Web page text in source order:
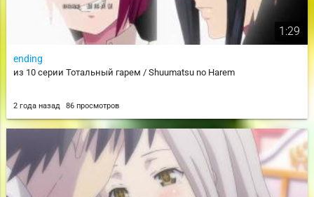
1:29
ending
из 10 серии Тотальный гарем / Shuumatsu no Harem
2 года назад 86 просмотров